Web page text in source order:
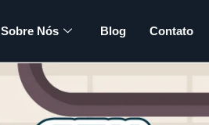
Sobre Nós Blog Contato